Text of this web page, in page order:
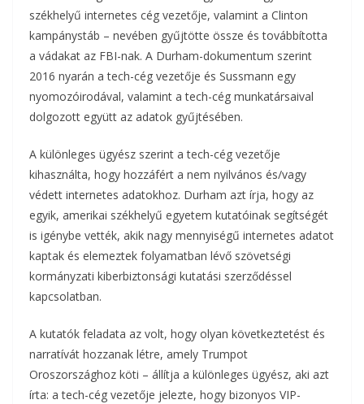
székhelyű internetes cég vezetője, valamint a Clinton
kampánystáb – nevében gyűjtötte össze és továbbította
a vádakat az FBI-nak. A Durham-dokumentum szerint
2016 nyarán a tech-cég vezetője és Sussmann egy
nyomozóirodával, valamint a tech-cég munkatársaival
dolgozott együtt az adatok gyűjtésében.
A különleges ügyész szerint a tech-cég vezetője
kihasználta, hogy hozzáfért a nem nyilvános és/vagy
védett internetes adatokhoz. Durham azt írja, hogy az
egyik, amerikai székhelyű egyetem kutatóinak segítségét
is igénybe vették, akik nagy mennyiségű internetes adatot
kaptak és elemeztek folyamatban lévő szövetségi
kormányzati kiberbiztonsági kutatási szerződéssel
kapcsolatban.
A kutatók feladata az volt, hogy olyan következtetést és
narratívát hozzanak létre, amely Trumpot
Oroszországhoz köti – állítja a különleges ügyész, aki azt
írta: a tech-cég vezetője jelezte, hogy bizonyos VIP-